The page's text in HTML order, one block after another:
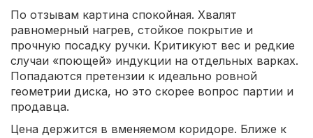
По отзывам картина спокойная. Хвалят
равномерный нагрев, стойкое покрытие и
прочную посадку ручки. Критикуют вес и редкие
случаи «поющей» индукции на отдельных варках.
Попадаются претензии к идеально ровной
геометрии диска, но это скорее вопрос партии и
продавца.
Цена держится в вменяемом коридоре. Ближе к